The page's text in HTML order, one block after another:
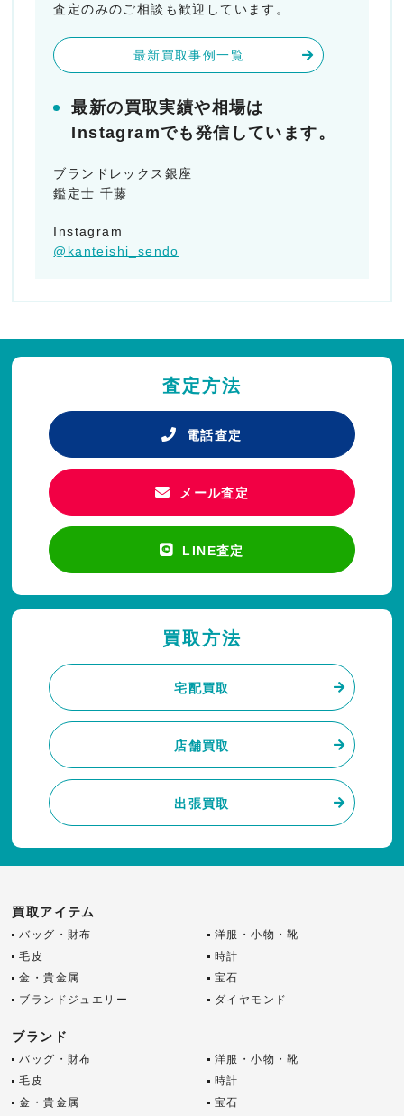
査定のみのご相談も歓迎しています。
最新買取事例一覧
最新の買取実績や相場は
Instagramでも発信しています。
ブランドレックス銀座
鑑定士 千藤
Instagram
@kanteishi_sendo
査定方法
電話査定
メール査定
LINE査定
買取方法
宅配買取
店舗買取
出張買取
買取アイテム
バッグ・財布
洋服・小物・靴
毛皮
時計
金・貴金属
宝石
ブランドジュエリー
ダイヤモンド
ブランド
バッグ・財布
洋服・小物・靴
毛皮
時計
金・貴金属
宝石